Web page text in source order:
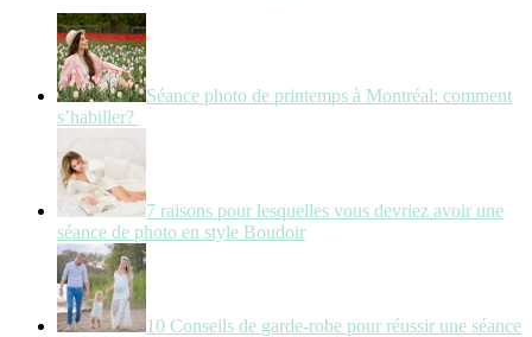
Séance photo de printemps à Montréal: comment
s’habiller?
7 raisons pour lesquelles vous devriez avoir une
séance de photo en style Boudoir
10 Conseils de garde-robe pour réussir une séance